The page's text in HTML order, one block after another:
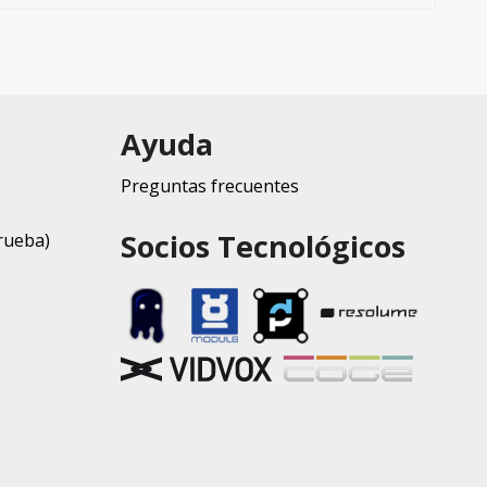
Ayuda
Preguntas frecuentes
Socios Tecnológicos